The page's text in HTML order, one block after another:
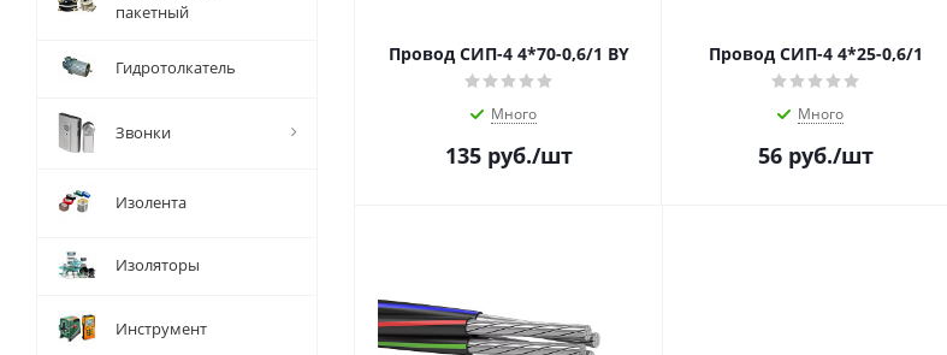
Провод СИП-4 4*70-0,6/1 BY
Много
135 руб./шт
Провод СИП-4 4*25-0,6/1
Много
56 руб./шт
пакетный
Гидротолкатель
Звонки
Изолента
Изоляторы
Инструмент